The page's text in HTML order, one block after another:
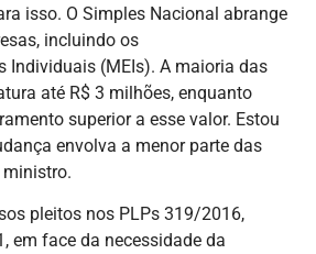
isso. O Simples Nacional abrange
incluindo os
Individuais (MEIs). A maioria das
até R$ 3 milhões, enquanto
superior a esse valor. Estou
envolva a menor parte das
ministro.
pleitos nos PLPs 319/2016,
em face da necessidade da